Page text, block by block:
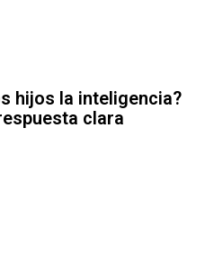
hijos la inteligencia?
clara